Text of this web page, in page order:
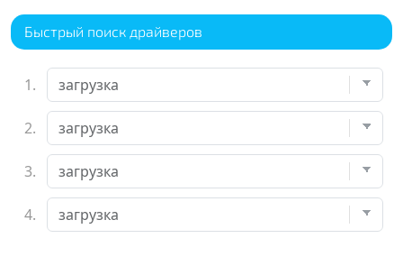
Быстрый поиск драйверов
1.
2.
3.
4.